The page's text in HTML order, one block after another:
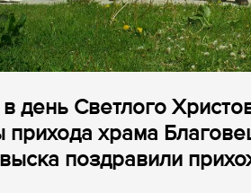
день Светлого
храма
поздравили